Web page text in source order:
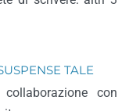
TALE
con